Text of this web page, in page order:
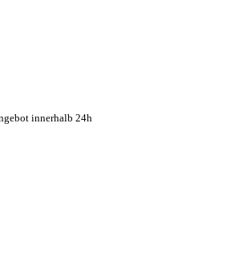
innerhalb 24h